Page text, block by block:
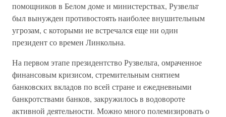
помощников в Белом доме и министерствах, Рузвельт
был вынужден противостоять наиболее внушительным
угрозам, с которыми не встречался еще ни один
президент со времен Линкольна.
На первом этапе президентство Рузвельта, омраченное
финансовым кризисом, стремительным снятием
банковских вкладов по всей стране и ежедневными
банкротствами банков, закружилось в водовороте
активной деятельности. Можно много полемизировать о